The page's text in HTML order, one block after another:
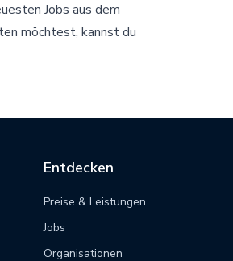
Jobs aus dem
möchtest, kannst du
Entdecken
Preise & Leistungen
Jobs
Organisationen